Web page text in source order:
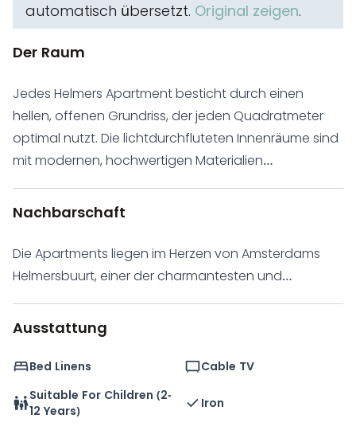
automatisch übersetzt. Original zeigen.
Der Raum
Jedes Helmers Apartment besticht durch einen
hellen, offenen Grundriss, der jeden Quadratmeter
optimal nutzt. Die lichtdurchfluteten Innenräume sind
mit modernen, hochwertigen Materialien
nahtlos in eine voll ausgestattete Küche über,
bietet. Das Badezimmer ist mit modernen Armaturen
ausgestattet, und das Gesamtdesign verbindet
Nachbarschaft
Die Apartments liegen im Herzen von Amsterdams
Helmersbuurt, einer der charmantesten und
bekannt für seine baumgesäumten Straßen, seine
historische Architektur und seine freundliche
Atmosphäre. Gemütliche Cafés, Boutiquen und
einladende Restaurants sowie Grünflächen und Parks
laden zu einem Morgenspaziergang oder einem
Ausstattung
Bed Linens
Cable TV
Suitable For Children (2-
12 Years)
Iron